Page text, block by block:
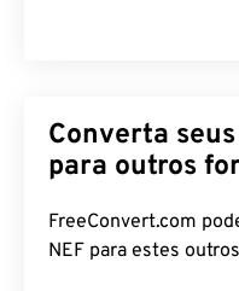
Converta seus
para outros
FreeConvert.com
NEF para estes